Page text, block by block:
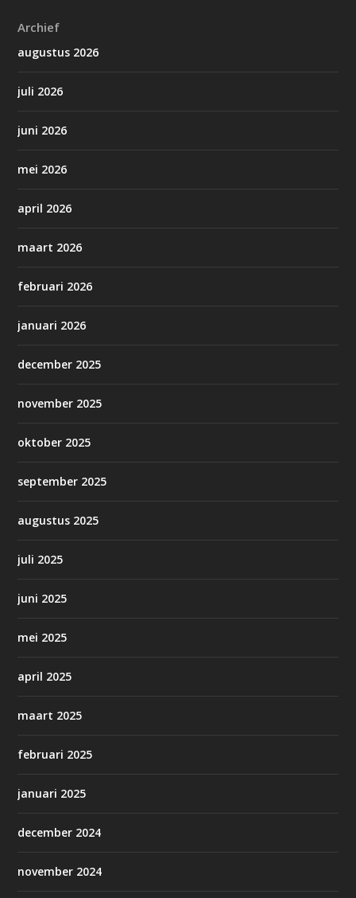
Archief
augustus 2026
juli 2026
juni 2026
mei 2026
april 2026
maart 2026
februari 2026
januari 2026
december 2025
november 2025
oktober 2025
september 2025
augustus 2025
juli 2025
juni 2025
mei 2025
april 2025
maart 2025
februari 2025
januari 2025
december 2024
november 2024